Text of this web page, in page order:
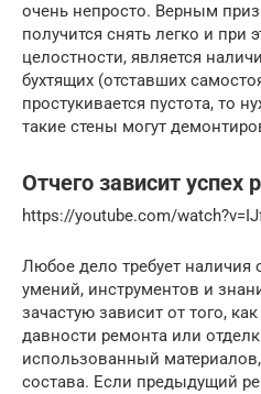
очень непросто. Верным
получится снять легко и при
целостности, является
бухтящих (отставших
простукивается пустота, то
такие стены могут
Отчего зависит успех
https://youtube.com/
Любое дело требует
умений, инструментов и
зачастую зависит от того,
давности ремонта или
использованный
состава. Если предыдущий